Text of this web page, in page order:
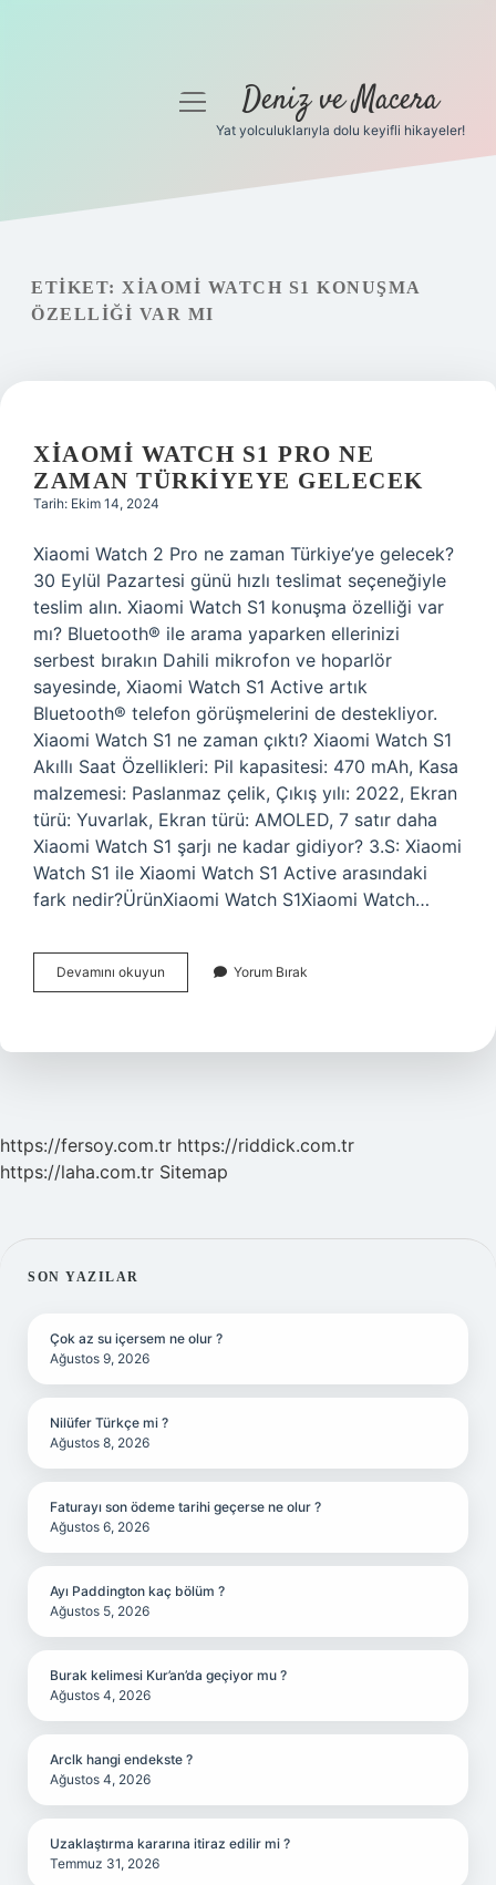
Gizlilik Politikası
Hakkımızda
menüyüDeniz ve Macera
Yat yolculuklarıyla dolu keyifli hikayeler!
ETIKET: XIAOMI WATCH S1 KONUŞMA
ÖZELLIĞI VAR MI
XIAOMI WATCH S1 PRO NE
ZAMAN TÜRKIYEYE GELECEK
Tarih: Ekim 14, 2024
Xiaomi Watch 2 Pro ne zaman Türkiye’ye gelecek?
30 Eylül Pazartesi günü hızlı teslimat seçeneğiyle
teslim alın. Xiaomi Watch S1 konuşma özelliği var
mı? Bluetooth® ile arama yaparken ellerinizi
serbest bırakın Dahili mikrofon ve hoparlör
sayesinde, Xiaomi Watch S1 Active artık
Bluetooth® telefon görüşmelerini de destekliyor.
Xiaomi Watch S1 ne zaman çıktı? Xiaomi Watch S1
Akıllı Saat Özellikleri: Pil kapasitesi: 470 mAh, Kasa
malzemesi: Paslanmaz çelik, Çıkış yılı: 2022, Ekran
türü: Yuvarlak, Ekran türü: AMOLED, 7 satır daha
Xiaomi Watch S1 şarjı ne kadar gidiyor? 3.S: Xiaomi
Watch S1 ile Xiaomi Watch S1 Active arasındaki
fark nedir?ÜrünXiaomi Watch S1Xiaomi Watch…
Devamını okuyun
Watch
Ne
Yorum Bırak
https://fersoy.com.tr https://riddick.com.tr
https://laha.com.tr Sitemap
SIDEBAR
SON YAZILAR
Çok az su içersem ne olur ?
Ağustos 9, 2026
Nilüfer Türkçe mi ?
Ağustos 8, 2026
Faturayı son ödeme tarihi geçerse ne olur ?
Ağustos 6, 2026
Ayı Paddington kaç bölüm ?
Ağustos 5, 2026
Burak kelimesi Kur’an’da geçiyor mu ?
Ağustos 4, 2026
Arclk hangi endekste ?
Ağustos 4, 2026
Uzaklaştırma kararına itiraz edilir mi ?
Temmuz 31, 2026